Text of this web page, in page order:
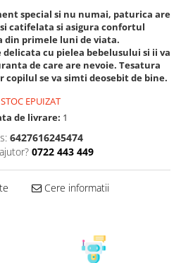
special si nu numai, paturica are
catifelata si asigura confortul
din primele luni de viata.
cu pielea bebelusului si ii va
de care are nevoie. Tesatura
copilul se va simti deosebit de bine.
STOC EPUIZAT
de livrare: 1
6427616245474
0722 443 449
Cere informatii